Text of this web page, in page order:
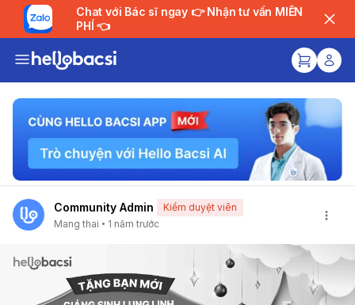
Chat với Bác sĩ ngay 👉 Nhận tư vấn MIỄN
PHÍ 👈
Community Admin
Kiểm duyệt viên
Mang thai
1 năm trước